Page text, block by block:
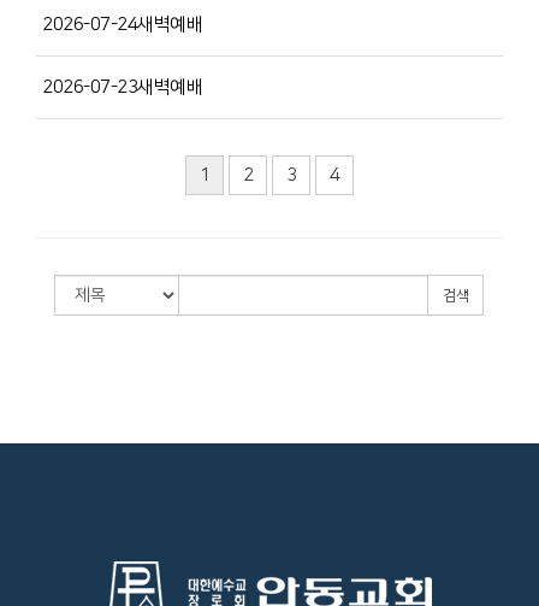
2026-07-24새벽예배
2026-07-23새벽예배
1 2 3 4
검색